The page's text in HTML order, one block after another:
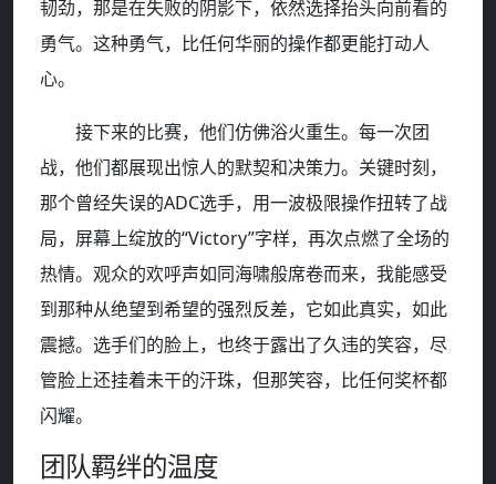
韧劲，那是在失败的阴影下，依然选择抬头向前看的
勇气。这种勇气，比任何华丽的操作都更能打动人
心。
接下来的比赛，他们仿佛浴火重生。每一次团
战，他们都展现出惊人的默契和决策力。关键时刻，
那个曾经失误的ADC选手，用一波极限操作扭转了战
局，屏幕上绽放的“Victory”字样，再次点燃了全场的
热情。观众的欢呼声如同海啸般席卷而来，我能感受
到那种从绝望到希望的强烈反差，它如此真实，如此
震撼。选手们的脸上，也终于露出了久违的笑容，尽
管脸上还挂着未干的汗珠，但那笑容，比任何奖杯都
闪耀。
团队羁绊的温度